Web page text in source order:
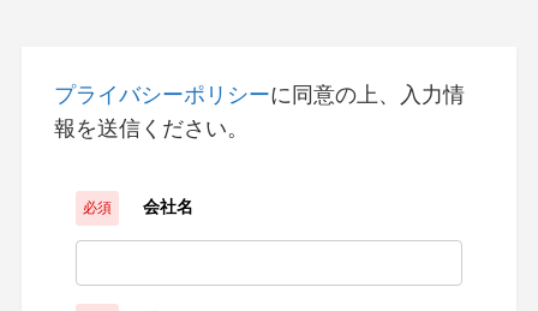
プライバシーポリシーに同意の上、入力情
報を送信ください。